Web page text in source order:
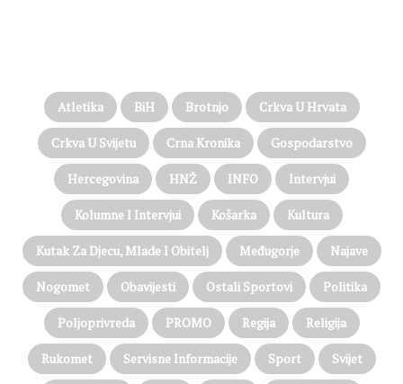
Atletika BiH Brotnjo Crkva U Hrvata
Crkva U Svijetu Crna Kronika Gospodarstvo
Hercegovina HNŽ INFO Intervjui
Kolumne I Intervjui Košarka Kultura
Kutak Za Djecu, Mlade I Obitelj Međugorje Najave
Nogomet Obavijesti Ostali Sportovi Politika
Poljoprivreda PROMO Regija Religija
Rukomet Servisne Informacije Sport Svijet